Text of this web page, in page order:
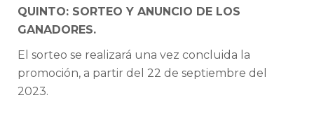
QUINTO: SORTEO Y ANUNCIO DE LOS
GANADORES.
El sorteo se realizará una vez concluida la
promoción, a partir del 22 de septiembre del
2023.